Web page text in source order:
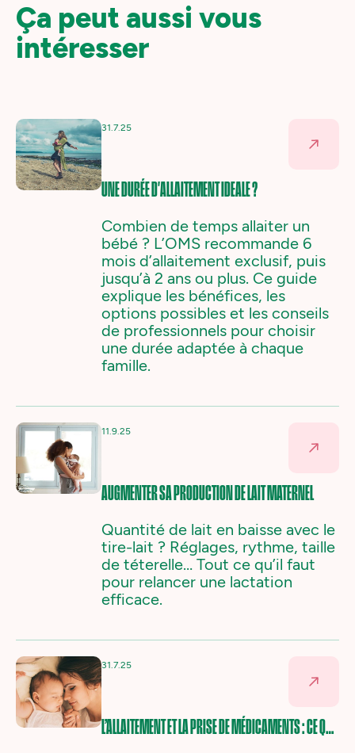
Ça peut aussi vous
intéresser
31.7.25
UNE DURÉE D'ALLAITEMENT IDEALE ?
Combien de temps allaiter un
bébé ? L’OMS recommande 6
mois d’allaitement exclusif, puis
jusqu’à 2 ans ou plus. Ce guide
explique les bénéfices, les
options possibles et les conseils
de professionnels pour choisir
une durée adaptée à chaque
famille.
11.9.25
AUGMENTER SA PRODUCTION DE LAIT MATERNEL
Quantité de lait en baisse avec le
tire-lait ? Réglages, rythme, taille
de téterelle… Tout ce qu’il faut
pour relancer une lactation
efficace.
31.7.25
L’ALLAITEMENT ET LA PRISE DE MÉDICAMENTS : CE QU’IL FAUT VRAIMENT SAVOIR